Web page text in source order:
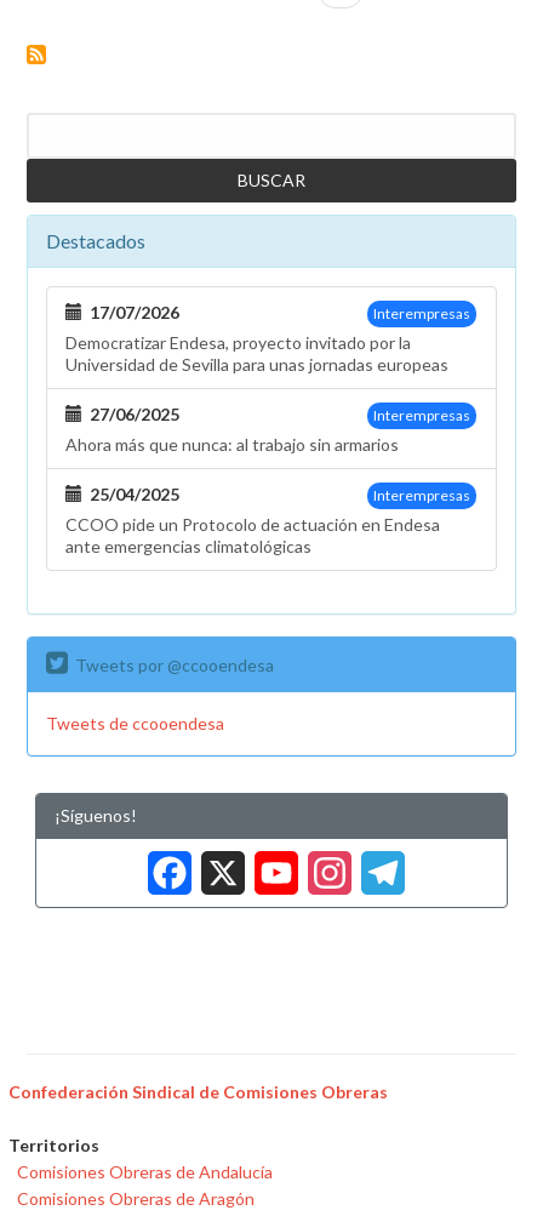
página
Destacados
Interempresas
17/07/2026
Democratizar Endesa, proyecto invitado por la
Universidad de Sevilla para unas jornadas europeas
Interempresas
27/06/2025
Ahora más que nunca: al trabajo sin armarios
Interempresas
25/04/2025
CCOO pide un Protocolo de actuación en Endesa
ante emergencias climatológicas
Tweets por @ccooendesa
Tweets de ccooendesa
¡Síguenos!
Facebook
X
Confederación Sindical de Comisiones Obreras
Territorios
Comisiones Obreras de Andalucía
Comisiones Obreras de Aragón